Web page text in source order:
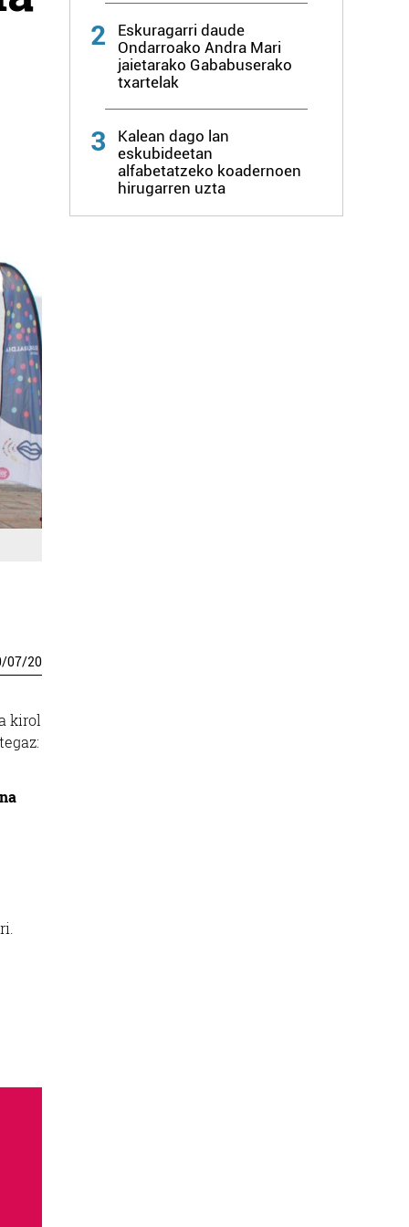
/07/20
kirol
2
Eskuragarri daude
Ondarroako Andra Mari
jaietarako Gababuserako
txartelak
3
Kalean dago lan
eskubideetan
alfabetatzeko koadernoen
hirugarren uzta